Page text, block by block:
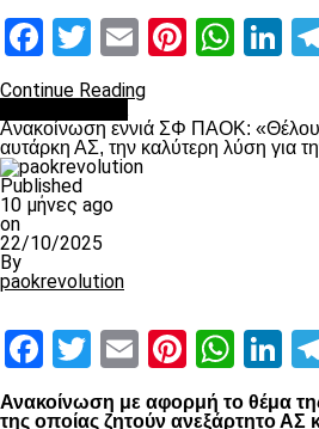
Facebook
Twitter
Email
Continue Reading
Ανακοίνωση εννιά ΣΦ ΠΑΟΚ:
αυτάρκη ΑΣ, την καλύτερη λύση για
Published
10 μήνες ago
on
22/10/2025
By
paokrevolution
Facebook
Twitter
Email
Ανακοίνωση με αφορμή το θέμα
της οποίας ζητούν ανεξάρτητο ΑΣ